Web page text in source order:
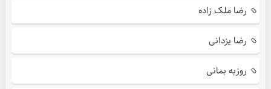
رضا ملک زاده
رضا یزدانی
روزبه بمانی